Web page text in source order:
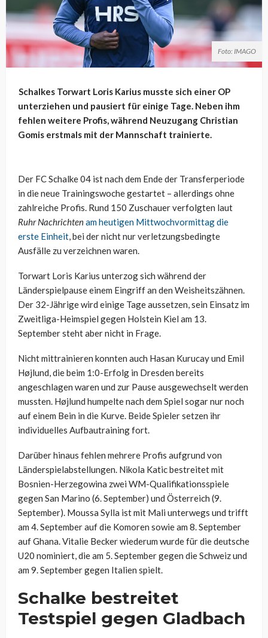
Foto: IMAGO
Schalkes Torwart Loris Karius musste sich einer OP
unterziehen und pausiert für einige Tage. Neben ihm
fehlen weitere Profis, während Neuzugang Christian
Gomis erstmals mit der Mannschaft trainierte.
Der FC Schalke 04 ist nach dem Ende der Transferperiode
in die neue Trainingswoche gestartet – allerdings ohne
zahlreiche Profis. Rund 150 Zuschauer verfolgten laut
Ruhr Nachrichtenam heutigen Mittwochvormittag die
erste Einheit, bei der nicht nur verletzungsbedingte
Ausfälle zu verzeichnen waren.
Torwart Loris Karius unterzog sich während der
Länderspielpause einem Eingriff an den Weisheitszähnen.
Der 32-Jährige wird einige Tage aussetzen, sein Einsatz im
Zweitliga-Heimspiel gegen Holstein Kiel am 13.
September steht aber nicht in Frage.
Nicht mittrainieren konnten auch Hasan Kurucay und Emil
Højlund, die beim 1:0-Erfolg in Dresden bereits
angeschlagen waren und zur Pause ausgewechselt werden
mussten. Højlund humpelte nach dem Spiel sogar nur noch
auf einem Bein in die Kurve. Beide Spieler setzen ihr
individuelles Aufbautraining fort.
Darüber hinaus fehlen mehrere Profis aufgrund von
Länderspielabstellungen. Nikola Katic bestreitet mit
Bosnien-Herzegowina zwei WM-Qualifikationsspiele
gegen San Marino (6. September) und Österreich (9.
September). Moussa Sylla ist mit Mali unterwegs und trifft
am 4. September auf die Komoren sowie am 8. September
auf Ghana. Vitalie Becker wiederum wurde für die deutsche
U20 nominiert, die am 5. September gegen die Schweiz und
am 9. September gegen Italien spielt.
Schalke bestreitet
Testspiel gegen Gladbach